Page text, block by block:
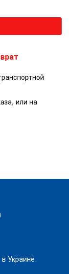
или на
Украине